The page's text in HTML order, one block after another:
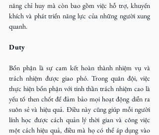
năng chỉ huy mà còn bao gồm việc hỗ trợ, khuyến
khích và phát triển năng lực của những người xung
quanh.
Duty
Bổn phận là sự cam kết hoàn thành nhiệm vụ và
trách nhiệm được giao phó. Trong quân đội, việc
thực hiện bổn phận với tinh thần trách nhiệm cao là
yếu tố then chốt để đảm bảo mọi hoạt động diễn ra
suôn sẻ và hiệu quả. Điều này cũng giúp mỗi người
lính học được cách quản lý thời gian và công việc
một cách hiệu quả, điều mà họ có thể áp dụng vào